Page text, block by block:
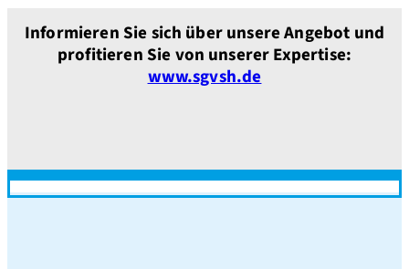
Informieren Sie sich über unsere Angebot und
profitieren Sie von unserer Expertise:
www.sgvsh.de